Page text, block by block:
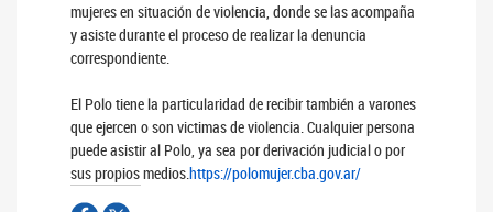
mujeres en situación de violencia, donde se las acompaña
y asiste durante el proceso de realizar la denuncia
correspondiente.
El Polo tiene la particularidad de recibir también a varones
que ejercen o son victimas de violencia. Cualquier persona
puede asistir al Polo, ya sea por derivación judicial o por
sus propios medios.https://polomujer.cba.gov.ar/